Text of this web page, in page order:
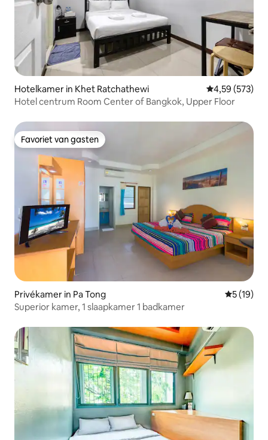
Hotelkamer in Khet Ratchathewi Gemiddelde
4,59 (573)
Hotel centrum Room Center of Bangkok, Upper Floor
Favoriet van gasten
Favoriet van gasten
Privékamer in Pa Tong
5 (19)
Superior kamer, 1 slaapkamer 1 badkamer